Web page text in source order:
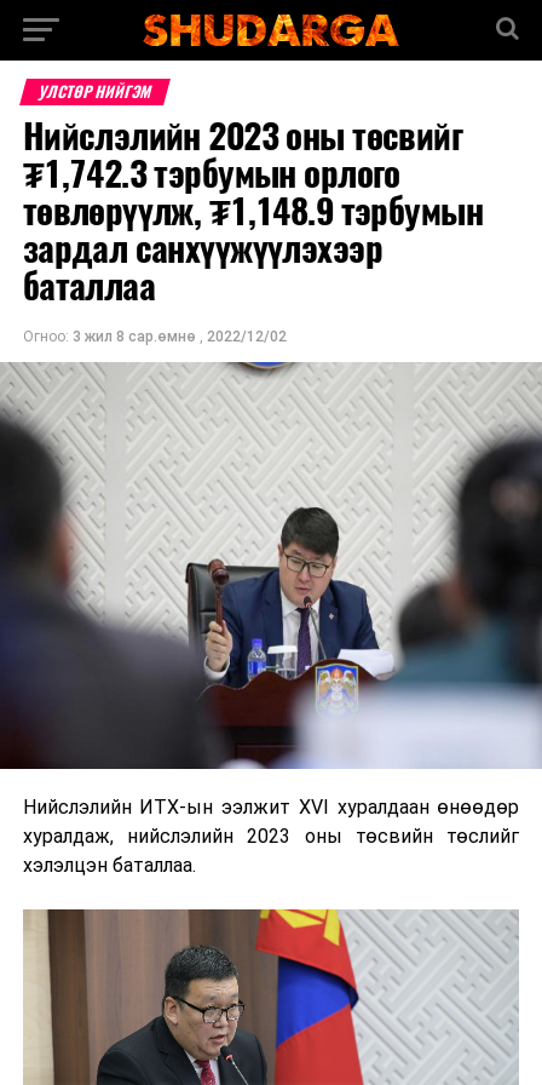
УЛСТӨР НИЙГЭМ
Нийслэлийн 2023 оны төсвийг
₮1,742.3 тэрбумын орлого
төвлөрүүлж, ₮1,148.9 тэрбумын
зардал санхүүжүүлэхээр
баталлаа
Огноо: 3 жил 8 сар.өмнө , 2022/12/02
Нийслэлийн ИТХ-ын ээлжит XVI хуралдаан өнөөдөр
хуралдаж, нийслэлийн 2023 оны төсвийн төслийг
хэлэлцэн баталлаа.